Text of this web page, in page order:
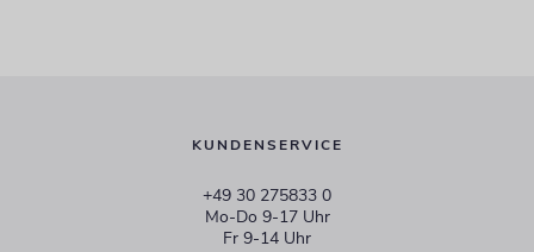
KUNDENSERVICE
+49 30 275833 0
Mo-Do 9-17 Uhr
Fr 9-14 Uhr